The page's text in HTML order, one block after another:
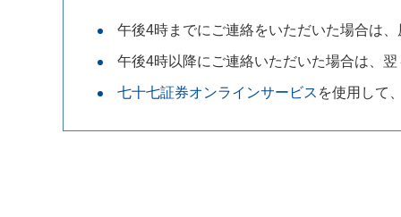
午後4時までにご連絡をいただいた場合は
午後4時以降にご連絡いただいた場合は、
七十七証券オンラインサービス を使用して